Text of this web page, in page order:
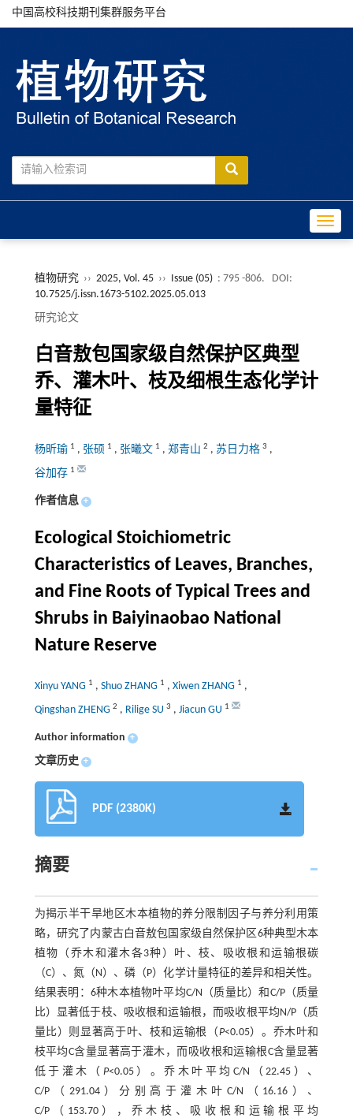
中国高校科技期刊集群服务平台
植物研究 ›› 2025, Vol. 45 ›› Issue (05) : 795 -806.
DOI:
10.7525/j.issn.1673-5102.2025.05.013
研究论文
白音敖包国家级自然保护区典型
乔、灌木叶、枝及细根生态化学计
量特征
杨昕瑜 1 , 张硕 1 , 张曦文 1 , 郑青山 2 , 苏日力格 3 ,
谷加存 1
作者信息 +
Ecological Stoichiometric
Characteristics of Leaves, Branches,
and Fine Roots of Typical Trees and
Shrubs in Baiyinaobao National
Nature Reserve
Xinyu YANG 1 , Shuo ZHANG 1 , Xiwen ZHANG 1 ,
Qingshan ZHENG 2 , Rilige SU 3 , Jiacun GU 1
Author information +
文章历史 +
PDF (2380K)
摘要
为揭示半干旱地区木本植物的养分限制因子与养分利用策
略，研究了内蒙古白音敖包国家级自然保护区6种典型木本
植物（乔木和灌木各3种）叶、枝、吸收根和运输根碳
（C）、氮（N）、磷（P）化学计量特征的差异和相关性。
结果表明：6种木本植物叶平均C/N（质量比）和C/P（质量
比）显著低于枝、吸收根和运输根，而吸收根平均N/P（质
量比）则显著高于叶、枝和运输根（P<0.05）。乔木叶和
枝平均C含量显著高于灌木，而吸收根和运输根C含量显著
低于灌木（ P<0.05）。乔木叶平均C/N（22.45）、
C/P（291.04）分别高于灌木叶C/N（16.16）、
C/P（153.70），乔木枝、吸收根和运输根平均